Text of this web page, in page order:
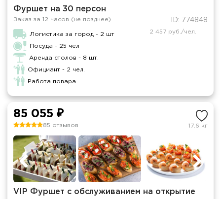
Фуршет на 30 персон
Заказ за 12 часов (не позднее) ID: 774848
Логистика за город - 2 шт
Посуда - 25 чел
Аренда столов - 8 шт.
Официант - 2 чел.
Работа повара
2 457 руб./чел.
85 055 ₽
85 отзывов 17.6 кг
VIP Фуршет с обслуживанием на открытие